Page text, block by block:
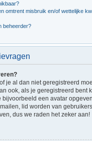
omtrent misbruik en/of wettelijke
beheerder?
je al dan niet geregistreerd
ook, als je geregistreerd bent
bijvoorbeeld een avatar
lid worden van
dus we raden het zeker aan!